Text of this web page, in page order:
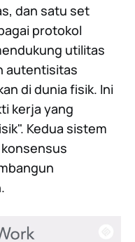
dan satu set
protokol
utilitas
autentisitas
di dunia fisik. Ini
kerja yang
Kedua sistem